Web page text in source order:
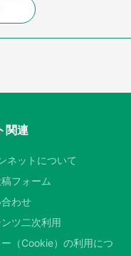
関連
ネットについて
フォーム
わせ
ツ二次利用
（Cookie）の利用につ